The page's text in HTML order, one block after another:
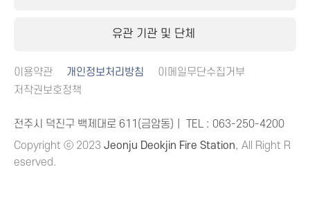
유관 기관 및 단체
이용약관 개인정보처리방침
이메일무단수집거부
저작권보호정책
전주시 덕진구 백제대로 611(금암동)｜ TEL : 063-250-4200
Copyright ⓒ 2023 Jeonju Deokjin Fire Station, All Right R
eserved.